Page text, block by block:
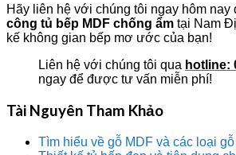
Hãy liên hệ với chúng tôi ngay hôm nay
công tủ bếp MDF chống ẩm tại Nam
kế không gian bếp mơ ước của bạn!
Liên hệ với chúng tôi qua hotline:
ngay để được tư vấn miễn phí!
Tài Nguyên Tham Khảo
Tìm hiểu về gỗ MDF và các loại